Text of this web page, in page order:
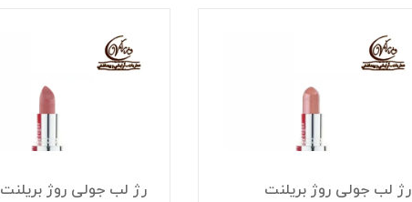
رژ لب جولی روژ بریلنت
رژ لب جولی روژ بریلنت